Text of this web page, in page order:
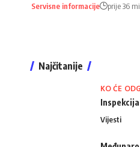
Servisne informacije prije 36
Najčitanije
KO ĆE
Vijesti